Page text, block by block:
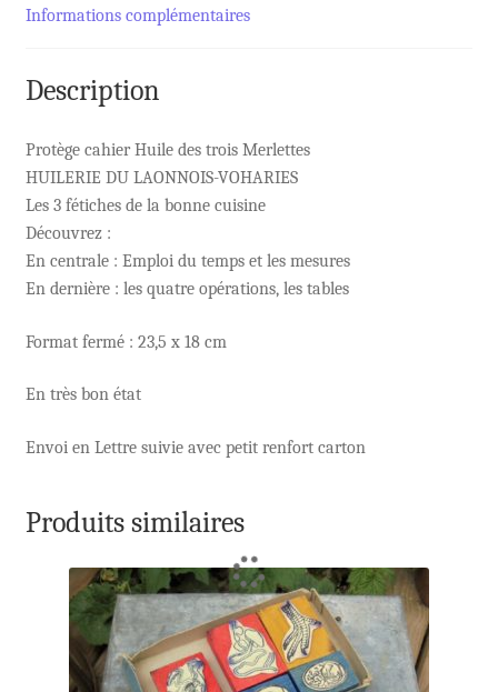
Informations complémentaires
Description
Protège cahier Huile des trois Merlettes
HUILERIE DU LAONNOIS-VOHARIES
Les 3 fétiches de la bonne cuisine
Découvrez :
En centrale : Emploi du temps et les mesures
En dernière : les quatre opérations, les tables
Format fermé : 23,5 x 18 cm
En très bon état
Envoi en Lettre suivie avec petit renfort carton
Produits similaires